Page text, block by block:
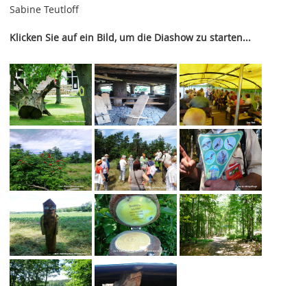
Sabine Teutloff
Klicken Sie auf ein Bild, um die Diashow zu starten...